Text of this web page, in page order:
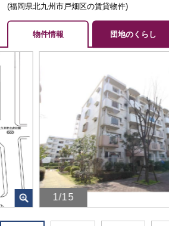
(福岡県北九州市戸畑区の賃貸物件)
物件情報 団地のくらし
1/15
画